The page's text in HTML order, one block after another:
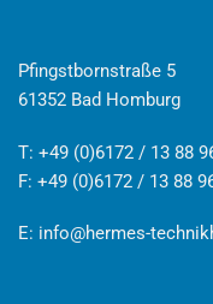
Pfingstbornstraße 5
61352 Bad Homburg
T: +49 (0)6172 / 13 88
F: +49 (0)6172 / 13 88
E: info@hermes-